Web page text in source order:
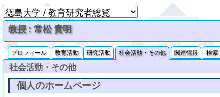
教授 : 常松 貴明
プロフィール 教育活動 研究活動 社会活動・その他 関連情報 検索
社会活動・その他
個人のホームページ